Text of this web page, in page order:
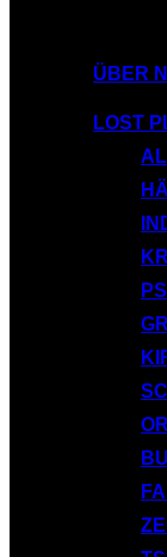
ÜBER
LOST